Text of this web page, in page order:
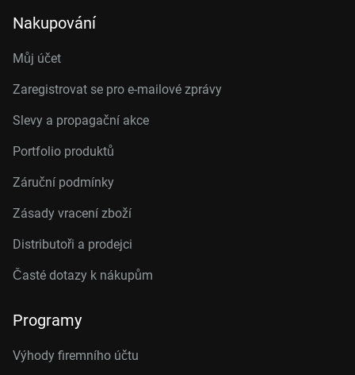
Nakupování
Můj účet
Zaregistrovat se pro e-mailové zprávy
Slevy a propagační akce
Portfolio produktů
Záruční podmínky
Zásady vracení zboží
Distributoři a prodejci
Časté dotazy k nákupům
Programy
Výhody firemního účtu